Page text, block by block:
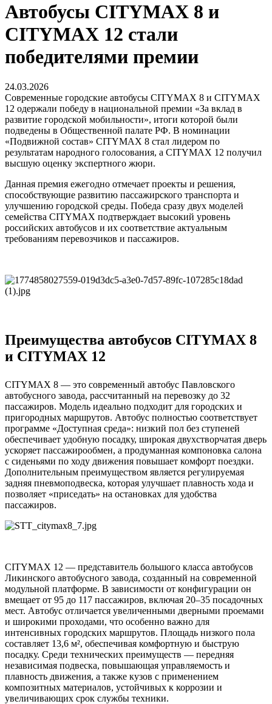
Автобусы CITYMAX 8 и
CITYMAX 12 стали
победителями премии
24.03.2026
Современные городские автобусы CITYMAX 8 и CITYMAX
12 одержали победу в национальной премии «За вклад в
развитие городской мобильности», итоги которой были
подведены в Общественной палате РФ. В номинации
«Подвижной состав» CITYMAX 8 стал лидером по
результатам народного голосования, а CITYMAX 12 получил
высшую оценку экспертного жюри.
Данная премия ежегодно отмечает проекты и решения,
способствующие развитию пассажирского транспорта и
улучшению городской среды. Победа сразу двух моделей
семейства CITYMAX подтверждает высокий уровень
российских автобусов и их соответствие актуальным
требованиям перевозчиков и пассажиров.
Преимущества автобусов CITYMAX 8
и CITYMAX 12
CITYMAX 8 — это современный автобус Павловского
автобусного завода, рассчитанный на перевозку до 32
пассажиров. Модель идеально подходит для городских и
пригородных маршрутов. Автобус полностью соответствует
программе «Доступная среда»: низкий пол без ступеней
обеспечивает удобную посадку, широкая двухстворчатая дверь
ускоряет пассажирообмен, а продуманная компоновка салона
с сиденьями по ходу движения повышает комфорт поездки.
Дополнительным преимуществом является регулируемая
задняя пневмоподвеска, которая улучшает плавность хода и
позволяет «приседать» на остановках для удобства
пассажиров.
CITYMAX 12 — представитель большого класса автобусов
Ликинского автобусного завода, созданный на современной
модульной платформе. В зависимости от конфигурации он
вмещает от 95 до 117 пассажиров, включая 20–35 посадочных
мест. Автобус отличается увеличенными дверными проемами
и широкими проходами, что особенно важно для
интенсивных городских маршрутов. Площадь низкого пола
составляет 13,6 м², обеспечивая комфортную и быструю
посадку. Среди технических преимуществ — передняя
независимая подвеска, повышающая управляемость и
плавность движения, а также кузов с применением
композитных материалов, устойчивых к коррозии и
увеличивающих срок службы техники.